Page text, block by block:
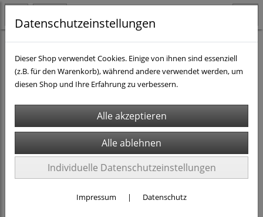
Datenschutzeinstellungen
Dieser Shop verwendet Cookies. Einige von ihnen sind essenziell
(z.B. für den Warenkorb), während andere verwendet werden, um
diesen Shop und Ihre Erfahrung zu verbessern.
Individuelle Datenschutzeinstellungen
Impressum | Datenschutz